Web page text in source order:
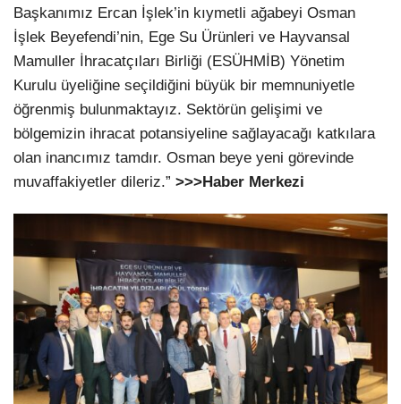
Başkanımız Ercan İşlek’in kıymetli ağabeyi Osman
İşlek Beyefendi’nin, Ege Su Ürünleri ve Hayvansal
Mamuller İhracatçıları Birliği (ESÜHMİB) Yönetim
Kurulu üyeliğine seçildiğini büyük bir memnuniyetle
öğrenmiş bulunmaktayız. Sektörün gelişimi ve
bölgemizin ihracat potansiyeline sağlayacağı katkılara
olan inancımız tamdır. Osman beye yeni görevinde
muvaffakiyetler dileriz.” >>>Haber Merkezi